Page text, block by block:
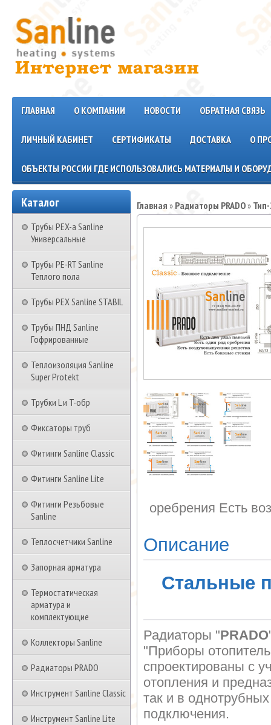
ГЛАВНАЯ О КОМПАНИИ НОВОСТИ ОБРАТНАЯ СВЯЗЬ
ЛИЧНЫЙ КАБИНЕТ СЕРТИФИКАТЫ ДОСТАВКА О
ОБЪЕКТЫ РОССИИ ГДЕ ИСПОЛЬЗОВАЛИСЬ МАТЕРИАЛЫ И
Каталог
Трубы PEX-a Sanline
Универсальные
Трубы PE-RT Sanline
Теплого пола
Трубы PEX Sanline STABIL
Трубы ПНД Sanline
Гофрированные
Теплоизоляция Sanline
Super Protekt
Трубки L и T-обр
Фиксаторы труб
Фитинги Sanline Classic
Фитинги Sanline Lite
Фитинги Резьбовые
Sanline
Теплосчетчики Sanline
Запорная арматура
Термостатическая
арматура и
комплектующие
Коллекторы Sanline
Радиаторы PRADO
Инструмент Sanline Classic
Инструмент Sanline Lite
Главная » Радиаторы PRADO»
оребрения Есть
Описание
Стальные
Радиаторы "PRADO
"Приборы
спроектированы с
отопления и
так и в
подключения.